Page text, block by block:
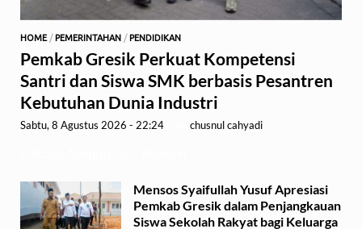
HOME/ PEMERINTAHAN / PENDIDIKAN
Pemkab Gresik Perkuat Kompetensi
Santri dan Siswa SMK berbasis Pesantren
Kebutuhan Dunia Industri
Sabtu, 8 Agustus 2026 - 22:24 chusnul cahyadi
Mensos Syaifullah Yusuf Apresiasi
Pemkab Gresik dalam Penjangkauan
Siswa Sekolah Rakyat bagi Keluarga